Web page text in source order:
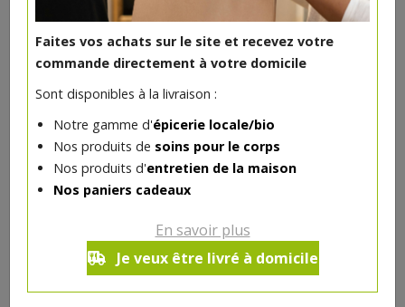
Faites vos achats sur le site et recevez votre
commande directement à votre domicile
Sont disponibles à la livraison :
Notre gamme d'épicerie locale/bio
Nos produits de soins pour le corps
Nos produits d'entretien de la maison
Nos paniers cadeaux
En savoir plus
Je veux être livré à domicile
+
4€
Réception souhaitée le
DANS LA MÊME CATÉGORIE ...